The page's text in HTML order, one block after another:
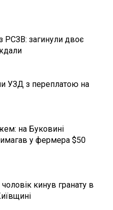
РСЗВ: загинули двоє
УЗД з переплатою на
на Буковині
у фермера $50
кинув гранату в